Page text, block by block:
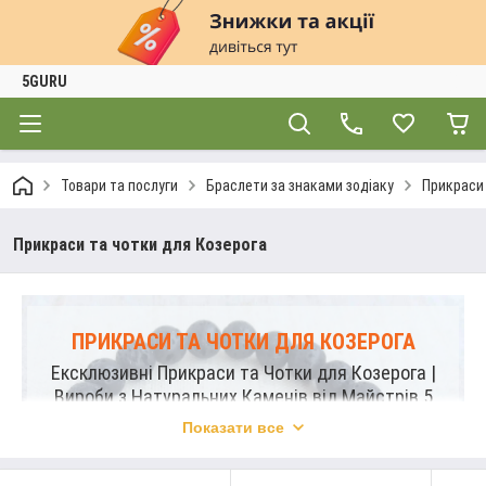
5GURU
Товари та послуги Браслети за знаками зодіаку
Прикраси та чотки для Козерога
ПРИКРАСИ ТА ЧОТКИ ДЛЯ КОЗЕРОГА
Ексклюзивні Прикраси та Чотки для Козерога |
Вироби з Натуральних Каменів від Майстрів 5
GURU
спеціально для Козерога. Наші вироби з натуральних
Показати все